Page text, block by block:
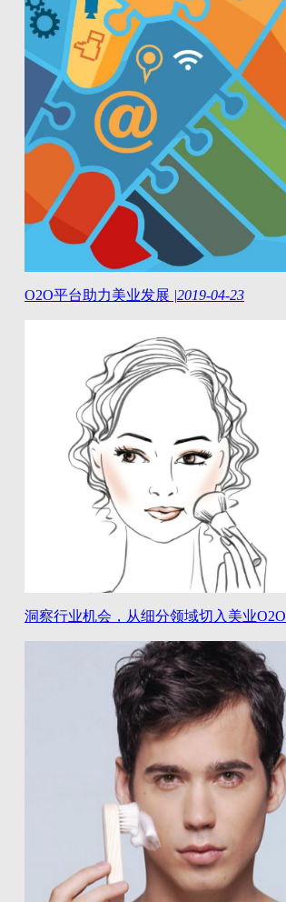
O2O平台助力美业发展 |2019-04-23
洞察行业机会，从细分领域切入美业O2O